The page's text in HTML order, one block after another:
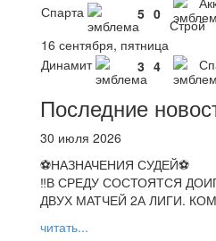
Спарта
5 0
Строй
16 сентября, пятница
Динамит
3 4
Последние
30 июля 2026
⚽НАЗНАЧЕНИЯ СУДЕЙ⚽
‼В СРЕДУ СОСТОЯТСЯ
ДВУХ МАТЧЕЙ 2А ЛИГИ.
читать...